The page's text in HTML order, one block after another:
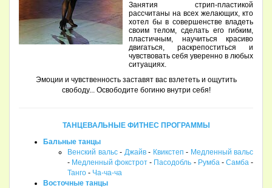
Занятия стрип-пластикой
рассчитаны на всех желающих, кто
хотел бы в совершенстве владеть
своим телом, сделать его гибким,
пластичным, научиться красиво
двигаться, раскрепоститься и
чувствовать себя уверенно в любых
ситуациях.
Эмоции и чувственность заставят вас взлететь и ощутить
свободу... Освободите богиню внутри себя!
ТАНЦЕВАЛЬНЫЕ ФИТНЕС ПРОГРАММЫ
Бальные танцы
Венский вальс- Джайв- Квикстеп - Медленный вальс
- Медленный фокстрот - Пасодобль - Румба- Самба-
Танго - Ча-ча-ча
Восточные танцы